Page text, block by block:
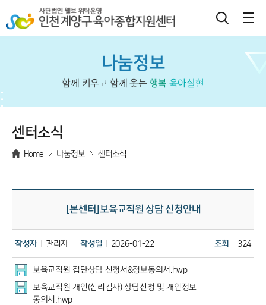
나눔정보
함께 키우고 함께 웃는 행복 육아실현
센터소식
Home 나눔정보 센터소식
[본센터]보육교직원 상담 신청안내
작성자 관리자 작성일 2026-01-22 조회 324
보육교직원 집단상담 신청서&정보동의서.hwp
보육교직원 개인(심리검사) 상담신청 및 개인정보
동의서.hwp